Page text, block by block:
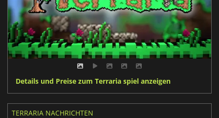
Details und Preise zum Terraria spiel anzeigen
TERRARIA NACHRICHTEN